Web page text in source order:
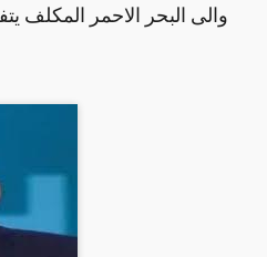
والى البحر الاحمر المكلف